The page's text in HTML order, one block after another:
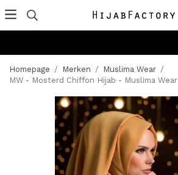
Homepage / Merken / Muslima Wear /
MW - Mosterd Chiffon Hijab - Muslima Wear